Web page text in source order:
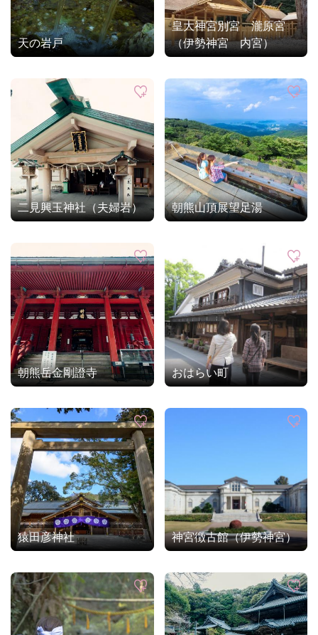
天の岩戸
皇大神宮別宮 瀧原宮
（伊勢神宮 内宮）
二見興玉神社（夫婦岩） 朝熊山頂展望足湯
朝熊岳金剛證寺 おはらい町
猿田彦神社 神宮徴古館（伊勢神宮）